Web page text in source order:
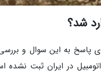
شد؟
پاسخ به این سوال و
در ایران ثبت